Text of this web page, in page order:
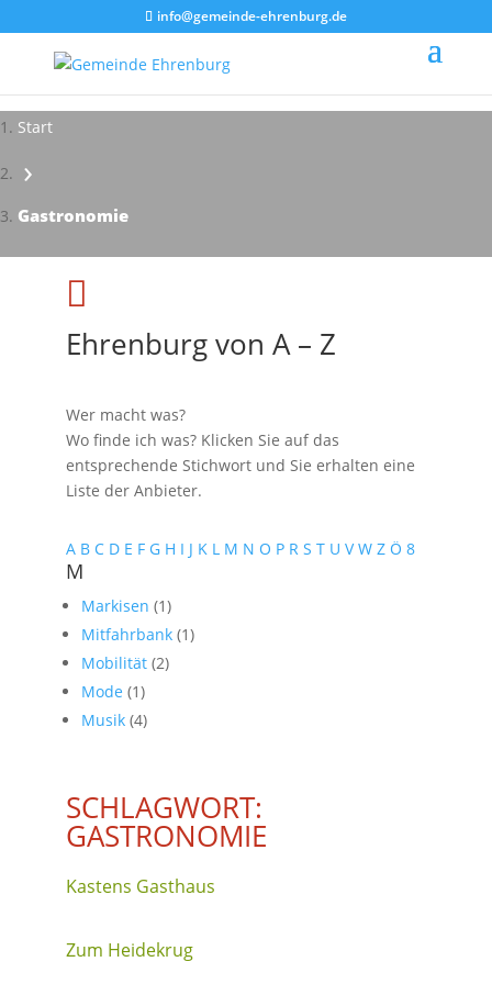
info@gemeinde-ehrenburg.de
Start
›
Gastronomie
Impressionen - Mareike Kranz

Ehrenburg von A – Z
Wer macht was?
Wo finde ich was? Klicken Sie auf das
entsprechende Stichwort und Sie erhalten eine
Liste der Anbieter.
A B C D E F G H I J K L M N O P R S T U V W Z Ö 8
M
Markisen (1)
Mitfahrbank (1)
Mobilität (2)
Mode (1)
Musik (4)
SCHLAGWORT:
GASTRONOMIE
Kastens Gasthaus
Zum Heidekrug